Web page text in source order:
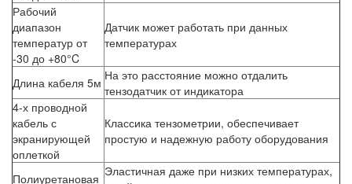
Рабочий
диапазон
температур от
-30 до +80°C
Датчик может работать при данных
температурах
Длина кабеля 5м На это расстояние можно отдалить
тензодатчик от индикатора
4-х проводной
кабель с
экранирующей
оплеткой
Классика тензометрии, обеспечивает
простую и надежную работу оборудования
Полиуретановая Эластичная даже при низких температурах,